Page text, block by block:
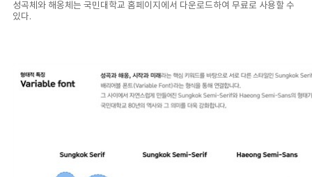
성곡체와 해옹체는 국민대학교 홈페이지에서 다운로드하여 무료로 사용할 수
있다.